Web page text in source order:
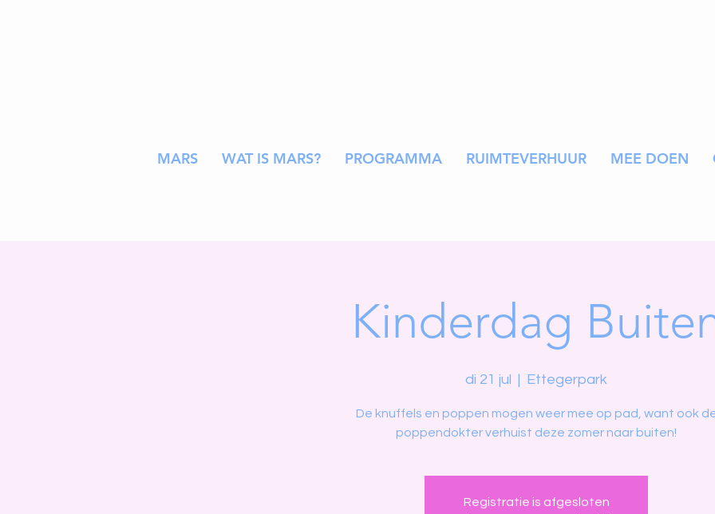
MARS WAT IS MARS? PROGRAMMA RUIMTEVERHUUR MEE DOEN
Kinderdag
di 21 jul
  |
Ettegerpark
De knuffels en poppen mogen weer mee op pad, want ook
poppendokter verhuist deze zomer naar buiten!
Registratie is afgesloten